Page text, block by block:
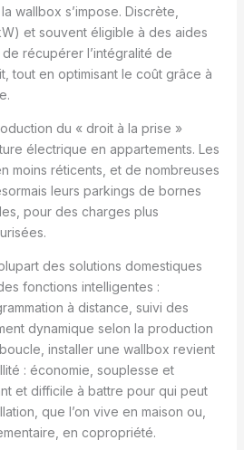
wallbox s’impose. Discrète,
et souvent éligible à des aides
récupérer l’intégralité de
tout en optimisant le coût grâce à
du « droit à la prise »
électrique en appartements. Les
moins réticents, et de nombreuses
leurs parkings de bornes
pour des charges plus
des solutions domestiques
fonctions intelligentes :
à distance, suivi des
dynamique selon la production
installer une wallbox revient
: économie, souplesse et
et difficile à battre pour qui peut
que l’on vive en maison ou,
en copropriété.